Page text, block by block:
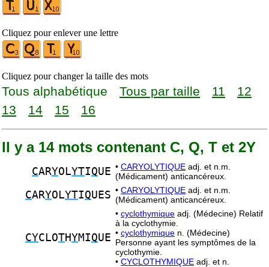
Cliquez pour enlever une lettre
Cliquez pour changer la taille des mots
Tous alphabétique Tous par taille 11
12
13
14 15 16
Il y a 14 mots contenant C, Q, T et 2Y
CARYOLYTIQUE • CARYOLYTIQUE adj. et n.m.
(Médicament) anticancéreux.
CARYOLYTIQUES • CARYOLYTIQUE adj. et n.m.
(Médicament) anticancéreux.
CYCLOTHYMIQUE
• cyclothymique adj. (Médecine) Relatif
à la cyclothymie.
• cyclothymique n. (Médecine)
Personne ayant les symptômes de la
cyclothymie.
• CYCLOTHYMIQUE adj. et n.